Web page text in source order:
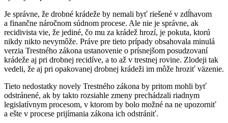
Je správne, že drobné krádeže by nemali byť riešené v zdĺhavom
a finančne náročnom súdnom procese. Ale nie je správne, ak
recidivista vie, že jediné, čo mu za krádež hrozí, je pokuta, ktorú
nikdy nikto nevymôže. Práve pre tieto prípady obsahovala minulá
verzia Trestného zákona ustanovenie o prísnejšom posudzovaní
krádeže aj pri drobnej recidíve, a to až v trestnej rovine. Zlodeji tak
vedeli, že aj pri opakovanej drobnej krádeži im môže hroziť väzenie.
Tieto nedostatky novely Trestného zákona by pritom mohli byť
odstránené, ak by takto rozsiahle zmeny prechádzali riadnym
legislatívnym procesom, v ktorom by bolo možné na ne upozorniť
a ešte v procese prijímania zákona ich odstrániť.